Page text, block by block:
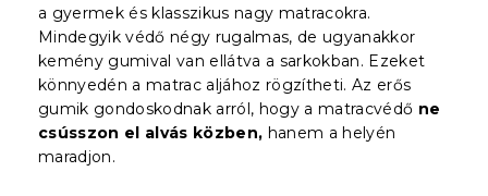
a gyermek és klasszikus nagy matracokra.
Mindegyik védő négy rugalmas, de ugyanakkor
kemény gumival van ellátva a sarkokban. Ezeket
könnyedén a matrac aljához rögzítheti. Az erős
gumik gondoskodnak arról, hogy a matracvédő ne
csússzon el alvás közben, hanem a helyén
maradjon.